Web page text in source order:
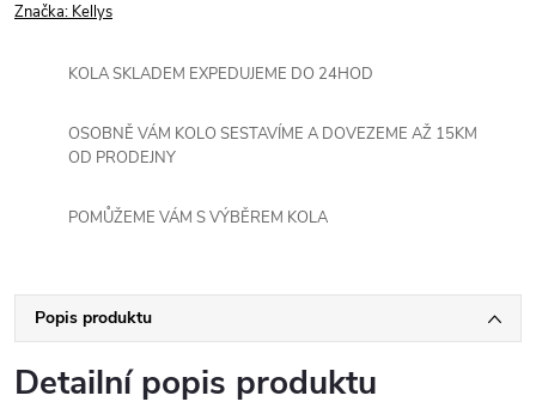
Značka: Kellys
KOLA SKLADEM EXPEDUJEME DO 24HOD
OSOBNĚ VÁM KOLO SESTAVÍME A DOVEZEME AŽ 15KM
OD PRODEJNY
POMŮŽEME VÁM S VÝBĚREM KOLA
Popis produktu
Detailní popis produktu